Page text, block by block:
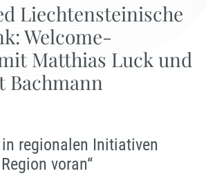
Liechtensteinische
Welcome-
Matthias Luck und
Bachmann
in regionalen Initiativen
voran“